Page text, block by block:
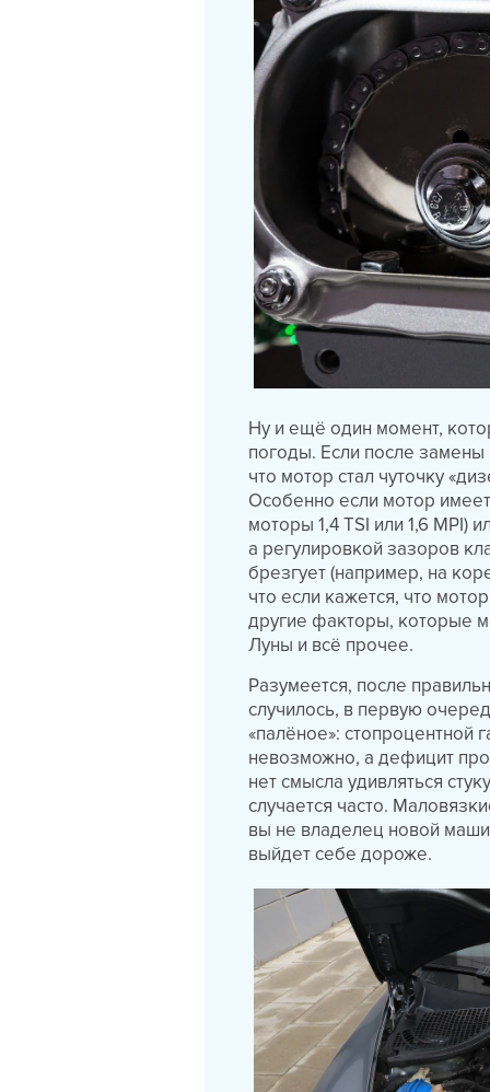
Ну и ещё один момент,
погоды. Если после замены
что мотор стал чуточку
Особенно если мотор
моторы 1,4 TSI или 1,6 MPI)
а регулировкой зазоров
брезгует (например, на
что если кажется, что
другие факторы, которые
Луны и всё прочее.
Разумеется, после
случилось, в первую
«палёное»: стопроцентной
невозможно, а дефицит
нет смысла удивляться
случается часто.
вы не владелец новой
выйдет себе дороже.